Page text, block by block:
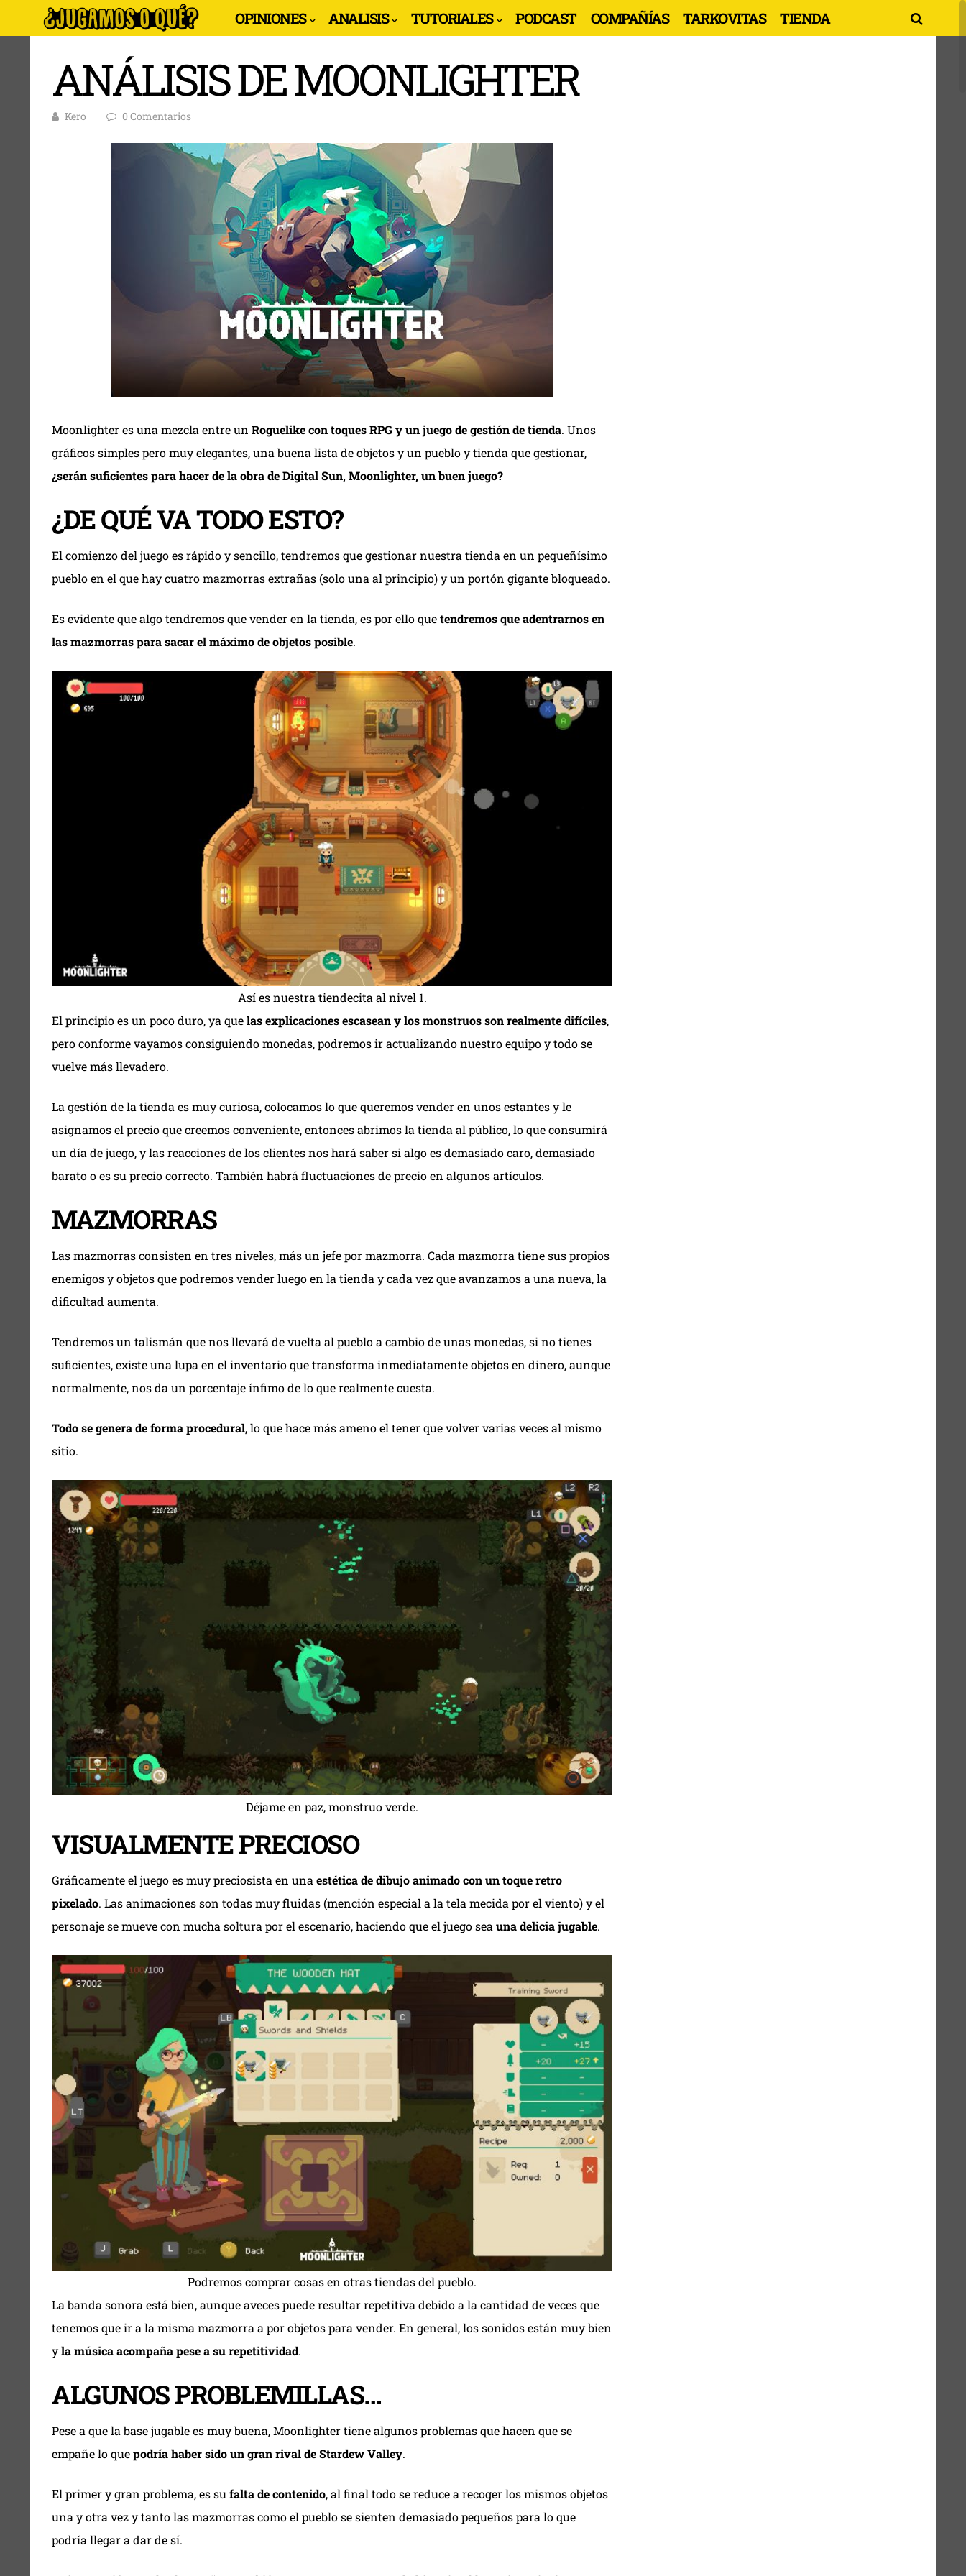
OPINIONES ANALISIS TUTORIALES PODCAST COMPAÑÍAS TARKOVITAS TIENDA
ANÁLISIS DE MOONLIGHTER
Kero 0 Comentarios
Moonlighter es una mezcla entre un Roguelike con toques RPG y un juego de gestión de tienda. Unos
gráficos simples pero muy elegantes, una buena lista de objetos y un pueblo y tienda que gestionar,
¿serán suficientes para hacer de la obra de Digital Sun, Moonlighter, un buen juego?
¿DE QUÉ VA TODO ESTO?
El comienzo del juego es rápido y sencillo, tendremos que gestionar nuestra tienda en un pequeñísimo
pueblo en el que hay cuatro mazmorras extrañas (solo una al principio) y un portón gigante bloqueado.
Es evidente que algo tendremos que vender en la tienda, es por ello quetendremos que adentrarnos en
las mazmorras para sacar el máximo de objetos posible.
Así es nuestra tiendecita al nivel 1.
El principio es un poco duro, ya quelas explicaciones escasean y los monstruos son realmente difíciles,
pero conforme vayamos consiguiendo monedas, podremos ir actualizando nuestro equipo y todo se
vuelve más llevadero.
La gestión de la tienda es muy curiosa, colocamos lo que queremos vender en unos estantes y le
asignamos el precio que creemos conveniente, entonces abrimos la tienda al público, lo que consumirá
un día de juego, y las reacciones de los clientes nos hará saber si algo es demasiado caro, demasiado
barato o es su precio correcto. También habrá fluctuaciones de precio en algunos artículos.
MAZMORRAS
Las mazmorras consisten en tres niveles, más un jefe por mazmorra. Cada mazmorra tiene sus propios
enemigos y objetos que podremos vender luego en la tienda y cada vez que avanzamos a una nueva, la
dificultad aumenta.
Tendremos un talismán que nos llevará de vuelta al pueblo a cambio de unas monedas, si no tienes
suficientes, existe una lupa en el inventario que transforma inmediatamente objetos en dinero, aunque
normalmente, nos da un porcentaje ínfimo de lo que realmente cuesta.
Todo se genera de forma procedural, lo que hace más ameno el tener que volver varias veces al mismo
sitio.
Déjame en paz, monstruo verde.
VISUALMENTE PRECIOSO
Gráficamente el juego es muy preciosista en una estética de dibujo animado con un toque retro
pixelado. Las animaciones son todas muy fluidas (mención especial a la tela mecida por el viento) y el
personaje se mueve con mucha soltura por el escenario, haciendo que el juego sea una delicia jugable.
Podremos comprar cosas en otras tiendas del pueblo.
La banda sonora está bien, aunque aveces puede resultar repetitiva debido a la cantidad de veces que
tenemos que ir a la misma mazmorra a por objetos para vender. En general, los sonidos están muy bien
yla música acompaña pese a su repetitividad.
ALGUNOS PROBLEMILLAS…
Pese a que la base jugable es muy buena, Moonlighter tiene algunos problemas que hacen que se
empañe lo quepodría haber sido un gran rival de Stardew Valley.
El primer y gran problema, es su falta de contenido, al final todo se reduce a recoger los mismos objetos
una y otra vez y tanto las mazmorras como el pueblo se sienten demasiado pequeños para lo que
podría llegar a dar de sí.